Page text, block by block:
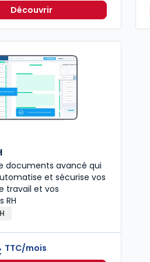
Découvrir
documents avancé qui
et sécurise vos
travail et vos
RH
TTC/mois